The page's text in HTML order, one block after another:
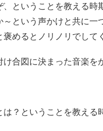
、ということを教える時
～という声かけと共に一
褒めるとノリノリでして
合図に決まった音楽を
は？ということを教える